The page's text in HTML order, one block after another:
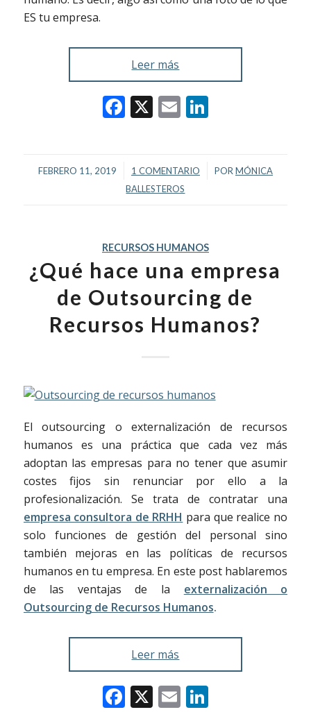
ES tu empresa.
Leer más
Facebook
X EmailLinkedIn
FEBRERO 11, 2019
/ 1 COMENTARIO
/ POR MÓNICA
BALLESTEROS
RECURSOS HUMANOS
¿Qué hace una empresa
de Outsourcing de
Recursos Humanos?
El outsourcing o externalización de recursos
humanos es una práctica que cada vez más
adoptan las empresas para no tener que asumir
costes fijos sin renunciar por ello a la
profesionalización. Se trata de contratar una
empresa consultora de RRHH para que realice no
solo funciones de gestión del personal sino
también mejoras en las políticas de recursos
humanos en tu empresa. En este post hablaremos
de las ventajas de la externalización o
Outsourcing de Recursos Humanos.
Leer más
Facebook
X EmailLinkedIn